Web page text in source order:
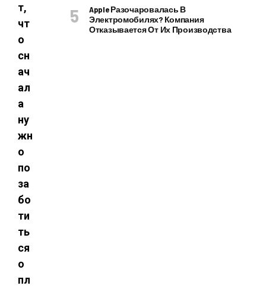
т,
чт
о
сн
ач
ал
а
ну
жн
о
по
за
бо
ти
ть
ся
о
пл
Apple Разочаровалась В
Электромобилях? Компания
Отказывается От Их Производства